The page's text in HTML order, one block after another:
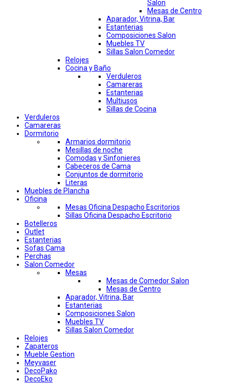
Salon
Mesas de Centro
Aparador, Vitrina, Bar
Estanterias
Composiciones Salon
Muebles TV
Sillas Salon Comedor
Relojes
Cocina y Baño
Verduleros
Camareras
Estanterias
Multiusos
Sillas de Cocina
Verduleros
Camareras
Dormitorio
Armarios dormitorio
Mesillas de noche
Comodas y Sinfonieres
Cabeceros de Cama
Conjuntos de dormitorio
Literas
Muebles de Plancha
Oficina
Mesas Oficina Despacho Escritorios
Sillas Oficina Despacho Escritorio
Botelleros
Outlet
Estanterias
Sofas Cama
Perchas
Salon Comedor
Mesas
Mesas de Comedor Salon
Mesas de Centro
Aparador, Vitrina, Bar
Estanterias
Composiciones Salon
Muebles TV
Sillas Salon Comedor
Relojes
Zapateros
Mueble Gestion
Meyvaser
DecoPako
DecoEko